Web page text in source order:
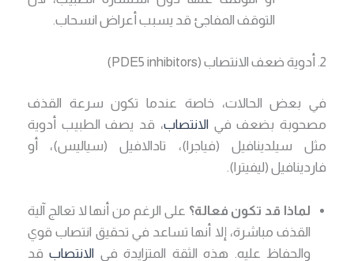
التوقف المفاجئ قد يسبب أعراض انسحاب.
2. أدوية ضعف الانتصاب (PDE5 inhibitors)
في بعض الحالات، خاصة عندما تكون سرعة القذف
مصحوبة بضعف في الانتصاب، قد يصف الطبيب أدوية
مثل سيلدينافيل (فياجرا)، تادالافيل (سياليس)، أو
فاردينافيل (ليفيترا).
لماذا قد تكون فعالة؟ على الرغم من أنها لا تعالج آلية
القذف مباشرة، إلا أنها تساعد في تحقيق انتصاب قوي
والحفاظ عليه. هذه الثقة المتزايدة في الانتصابقد